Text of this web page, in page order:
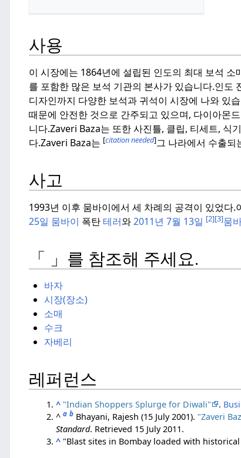
사용
이 시장에는 1864년에 설립된 인도의 최대 보석
를 포함한 많은 보석 기관의 본사가 있습니다.인도
디자인까지 다양한 보석과 귀석이 시장에 나와 있
때문에 안전한 것으로 간주되고 있으며, 다이아몬
니다.Zaveri Baza는 또한 사진틀, 클립, 티세트, 식
다.Zaveri Baza는 [citation needed]그 나라에서 수출되
사고
1993년 이후 뭄바이에서 세 차례의 공격이 있었다.
25일 뭄바이 폭탄테러와2011년 7월 13일 [2][3]뭄
「 」를 참조해 주세요.
바자
시장(장소)
소매
수크
자베리
레퍼런스
^ "Indian Shoppers Splurge for Diwali" .
^a b Bhayani, Rajesh (15 July 2001). "Zaveri
Standard. Retrieved 15 July2011.
^ "Blast sites in Bombay loaded with